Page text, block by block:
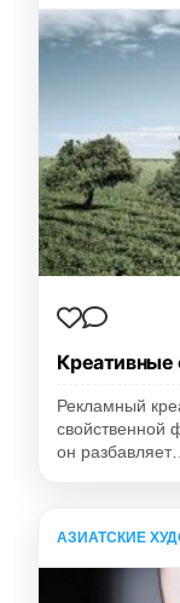
Креативные
Рекламный
свойственной
он
АЗИАТСКИЕ